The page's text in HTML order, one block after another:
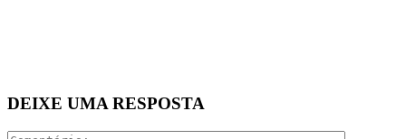
DEIXE UMA RESPOSTA